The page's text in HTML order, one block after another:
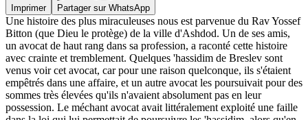
Imprimer Partager sur WhatsApp
Une histoire des plus miraculeuses nous est parvenue du Rav Yossef
Bitton (que Dieu le protège) de la ville d'Ashdod. Un de ses amis,
un avocat de haut rang dans sa profession, a raconté cette histoire
avec crainte et tremblement. Quelques 'hassidim de Breslev sont
venus voir cet avocat, car pour une raison quelconque, ils s'étaient
empêtrés dans une affaire, et un autre avocat les poursuivait pour des
sommes très élevées qu'ils n'avaient absolument pas en leur
possession. Le méchant avocat avait littéralement exploité une faille